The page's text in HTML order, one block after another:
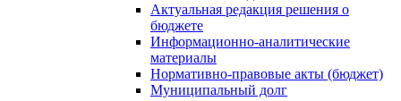
Актуальная редакция решения о
бюджете
Информационно-аналитические
материалы
Нормативно-правовые акты (бюджет)
Муниципальный долг